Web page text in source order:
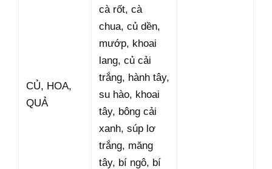
CỦ, HOA,
QUẢ
cà rốt, cà
chua, củ dền,
mướp, khoai
lang, củ cải
trắng, hành tây,
su hào, khoai
tây, bông cải
xanh, súp lơ
trắng, măng
tây, bí ngô, bí